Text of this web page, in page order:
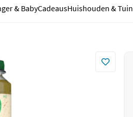
& BabyCadeausHuishouden & Tuin